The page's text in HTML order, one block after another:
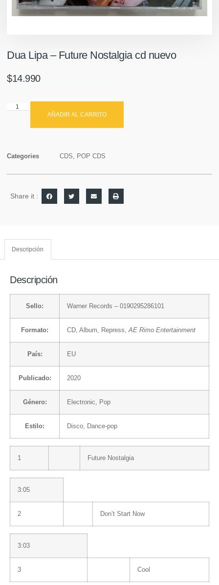
Dua Lipa – Future Nostalgia cd nuevo
$14.990
AÑADIR AL CARRITO
Categories CDS, POP CDS
Share it :
Descripción
Descripción
Sello: Warner Records – 0190295286101
Formato: CD, Album, Repress,AE Rimo Entertainment
País: EU
Publicado: 2020
Género: Electronic, Pop
Estilo: Disco, Dance-pop
1 Future Nostalgia
3:05
2 Don’t Start Now
3:03
3 Cool